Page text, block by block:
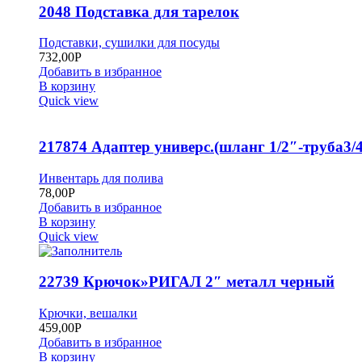
2048 Подставка для тарелок
Подставки, сушилки для посуды
732,00Р
Добавить в избранное
В корзину
Quick view
217874 Адаптер универс.(шланг 1/2″-труба3/
Инвентарь для полива
78,00Р
Добавить в избранное
В корзину
Quick view
22739 Крючок»РИГАЛ 2″ металл черный
Крючки, вешалки
459,00Р
Добавить в избранное
В корзину